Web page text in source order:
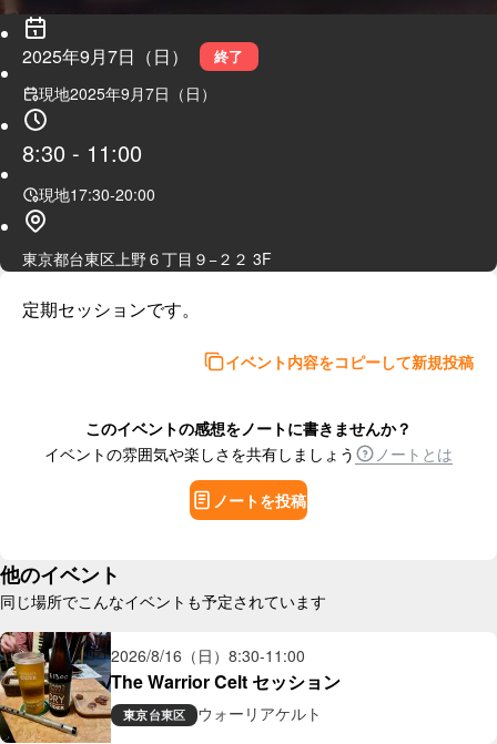
2025年9月7日（日） 終了
現地2025年9月7日（日）
8:30 - 11:00
現地17:30-20:00
東京都台東区上野６丁目９−２２ 3F
定期セッションです。
イベント内容をコピーして新規投稿
このイベントの感想をノートに書きませんか？
イベントの雰囲気や楽しさを共有しましょう
ノートとは
ノートを投稿
他のイベント
同じ場所でこんなイベントも予定されています
2026/8/16（日） 8:30-11:00
The Warrior Celt セッション
東京台東区 ウォーリアケルト